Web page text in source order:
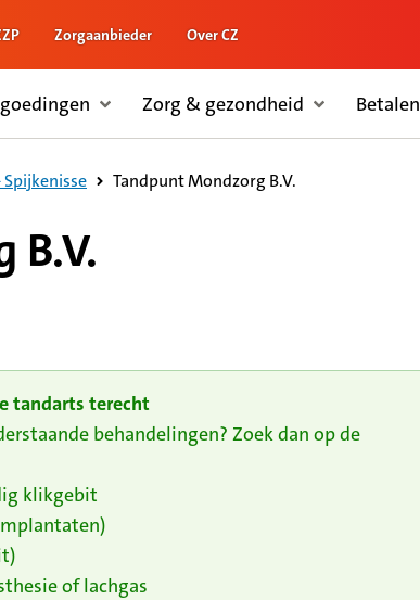
Zorgaanbieder Over CZ
Zorg & gezondheid Betalen
Tandpunt Mondzorg B.V.
tandarts terecht
behandelingen? Zoek dan op de
klikgebit
of lachgas